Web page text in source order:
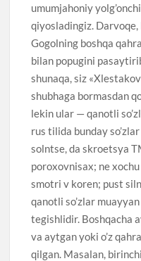
umumjahoniy
qiyosladingiz. Darvoqe,
Gogolning boshqa
bilan popugini
shunaqa, siz
shubhaga bormasdan
lekin ular — qanotli
rus tilida bunday
solntse, da skroetsya
poroxovnisax; ne
smotri v koren; pust
qanotli so’zlar
tegishlidir. Boshqacha
va aytgan yoki o’z
qilgan. Masalan,